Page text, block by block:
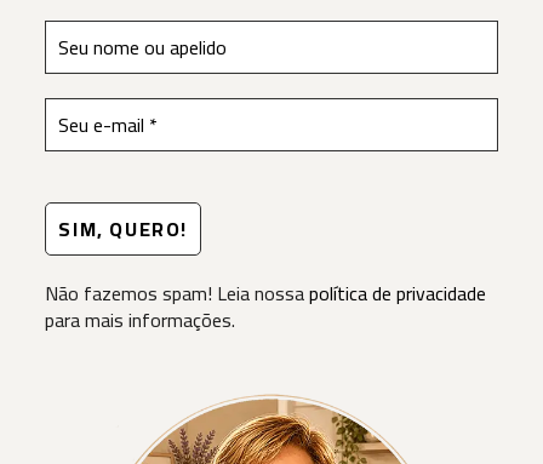
Não fazemos spam! Leia nossapolítica de privacidade
para mais informações.